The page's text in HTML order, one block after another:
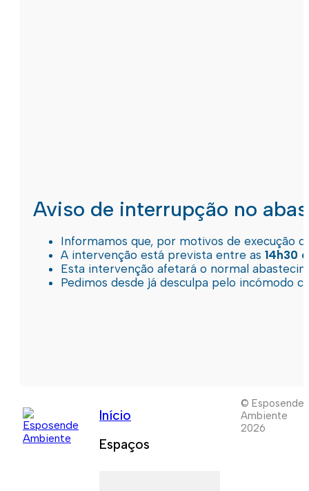
Aviso de interrupção no
Informamos que, por motivos de execução
A intervenção está prevista entre as 14h30
Esta intervenção afetará o normal
Pedimos desde já desculpa pelo incómodo
Início
Espaços
© Esposende
Ambiente
2026